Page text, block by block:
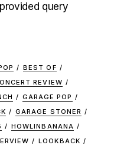
query
BEST OF
REVIEW
GARAGE POP
GARAGE STONER
HOWLINBANANA
LOOKBACK